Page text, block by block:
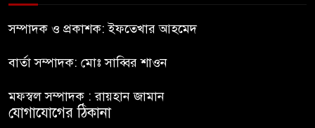
পিস্তল ইয়াবাসহ আটক-১
৬ সাংবাদিক আহত
সম্পাদক ও প্রকাশক: ইফতেখার আহমেদ
বার্তা সম্পাদক: মোঃ সাব্বির শাওন
মফস্বল সম্পাদক : রায়হান জামান
যোগাযোগের ঠিকানা